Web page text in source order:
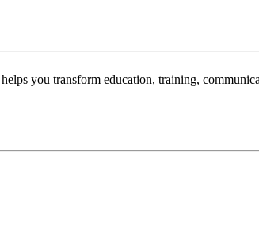
you transform education, training,